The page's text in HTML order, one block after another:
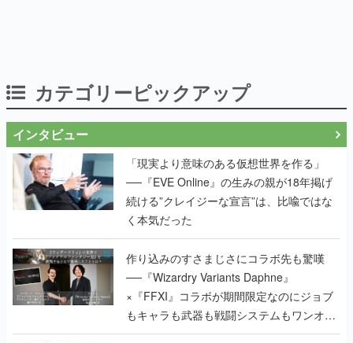
カテゴリーピックアップ
インタビュー
「現実より意味のある仮想世界を作る」
──『EVE Online』の生みの親が18年掲げ
続ける”クレイジーな宣言”は、比喩ではな
く本気だった
作り込みのすさまじさにコラボ先も驚嘆
──『Wizardry Variants Daphne』
×『FFXI』コラボが期間限定なのにジョブ
もキャラも武器も戦闘システムもワンオフ
で作り込まれた理由を両ディレクターに聞